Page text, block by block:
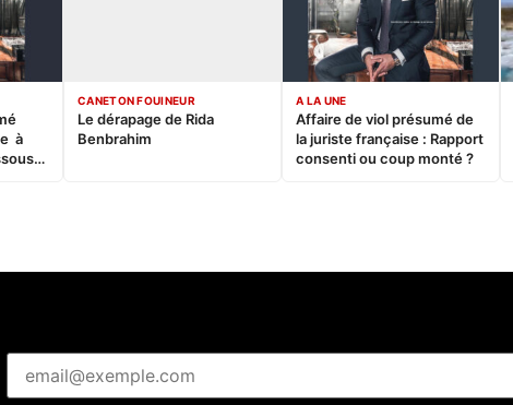
à
CANETON FOUINEUR
Le dérapage de Rida
Benbrahim
A LA UNE
Affaire de viol présumé de
la juriste française : Rapport
consenti ou coup monté ?